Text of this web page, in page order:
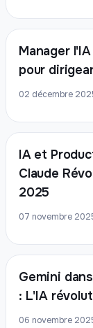
Manager
pour
02 décembre
IA et
Claude
2025
07 novembre
Gemini
: L'IA
06 novembre